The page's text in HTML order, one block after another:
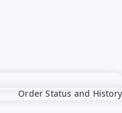
Order Status and History